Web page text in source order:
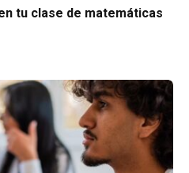
tu clase de matemáticas